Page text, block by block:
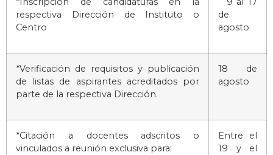
respectiva Dirección de Instituto o
Centro
de
agosto
*Verificación de requisitos y publicación
de listas de aspirantes acreditados por
parte de la respectiva Dirección.
18 de
agosto
*Citación a docentes adscritos o
vinculados a reunión exclusiva para:
Entre el
19 y el